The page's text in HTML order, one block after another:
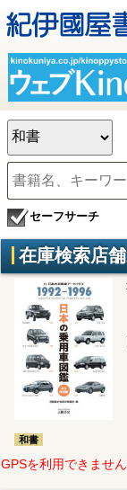
セーフサーチ
在庫検索店
和書
GPSを利用できませ